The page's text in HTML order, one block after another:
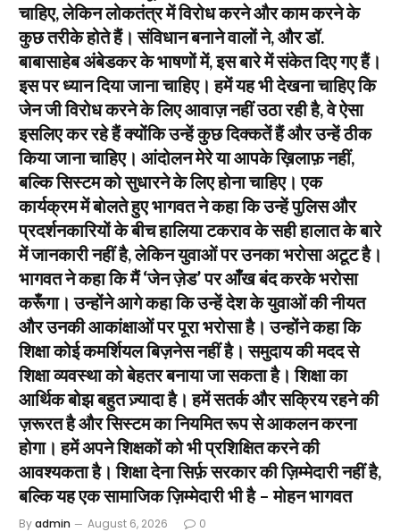
चाहिए, लेकिन लोकतंत्र में विरोध करने और काम करने के
कुछ तरीके होते हैं। संविधान बनाने वालों ने, और डॉ.
बाबासाहेब अंबेडकर के भाषणों में, इस बारे में संकेत दिए गए हैं।
इस पर ध्यान दिया जाना चाहिए। हमें यह भी देखना चाहिए कि
जेन जी विरोध करने के लिए आवाज़ नहीं उठा रही है, वे ऐसा
इसलिए कर रहे हैं क्योंकि उन्हें कुछ दिक्कतें हैं और उन्हें ठीक
किया जाना चाहिए। आंदोलन मेरे या आपके ख़िलाफ़ नहीं,
बल्कि सिस्टम को सुधारने के लिए होना चाहिए। एक
कार्यक्रम में बोलते हुए भागवत ने कहा कि उन्हें पुलिस और
प्रदर्शनकारियों के बीच हालिया टकराव के सही हालात के बारे
में जानकारी नहीं है, लेकिन युवाओं पर उनका भरोसा अटूट है।
भागवत ने कहा कि मैं ‘जेन ज़ेड’ पर आँख बंद करके भरोसा
करूँगा। उन्होंने आगे कहा कि उन्हें देश के युवाओं की नीयत
और उनकी आकांक्षाओं पर पूरा भरोसा है। उन्होंने कहा कि
शिक्षा कोई कमर्शियल बिज़नेस नहीं है। समुदाय की मदद से
शिक्षा व्यवस्था को बेहतर बनाया जा सकता है। शिक्षा का
आर्थिक बोझ बहुत ज़्यादा है। हमें सतर्क और सक्रिय रहने की
ज़रूरत है और सिस्टम का नियमित रूप से आकलन करना
होगा। हमें अपने शिक्षकों को भी प्रशिक्षित करने की
आवश्यकता है। शिक्षा देना सिर्फ़ सरकार की ज़िम्मेदारी नहीं है,
बल्कि यह एक सामाजिक ज़िम्मेदारी भी है – मोहन भागवत
Byadmin August 6, 2026 0